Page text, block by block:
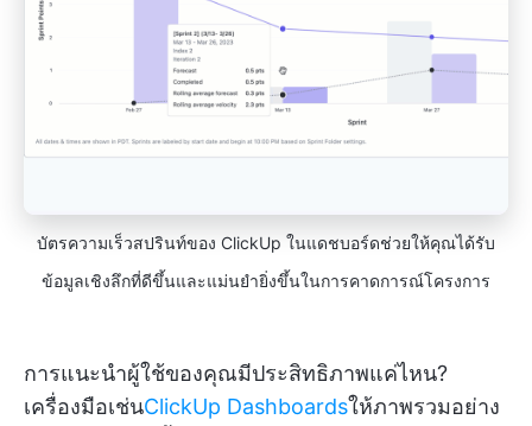
บัตรความเร็วสปรินท์ของ ClickUp ในแดชบอร์ดช่วยให้คุณได้รับ
ข้อมูลเชิงลึกที่ดีขึ้นและแม่นยำยิ่งขึ้นในการคาดการณ์โครงการ
การแนะนำผู้ใช้ของคุณมีประสิทธิภาพแค่ไหน?
เครื่องมือเช่นClickUp Dashboardsให้ภาพรวมอย่าง